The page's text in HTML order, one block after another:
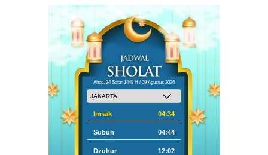
Ahad, 24 Safar 1448 H / 09 Agustus 2026
Imsak 04:34
Subuh 04:44
Dzuhur 12:02